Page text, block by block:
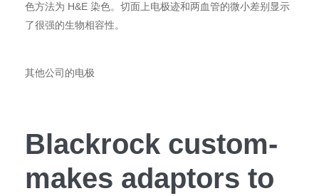
色方法为 H&E 染色。切面上电极迹和两血管的微小差别显示
了很强的生物相容性。
其他公司的电极
Blackrock custom-
makes adaptors to